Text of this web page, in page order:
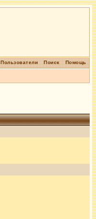
Помощь
Поиск
Пользователи